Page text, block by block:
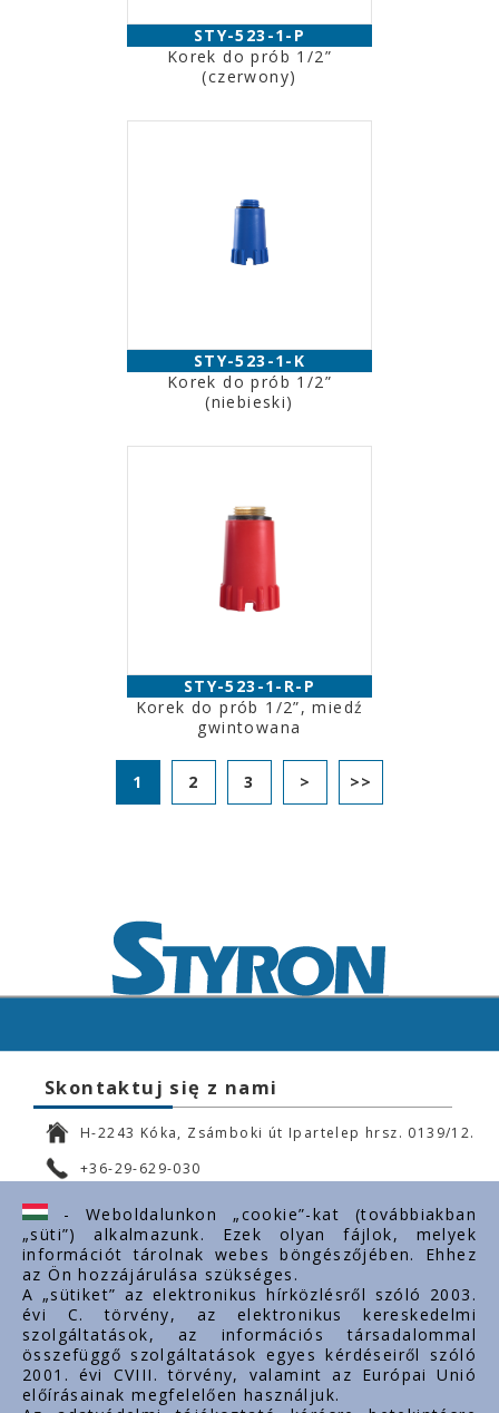
STY-523-1-P
Korek do prób 1/2”
(czerwony)
STY-523-1-K
Korek do prób 1/2”
(niebieski)
STY-523-1-R-P
Korek do prób 1/2”, miedź
gwintowana
1 2 3 > >>
Skontaktuj się z nami
H-2243 Kóka, Zsámboki út Ipartelep hrsz. 0139/12.
+36-29-629-030
ertekesites@styron.hu
export@styron.hu
www.styron.hu
Important links
O nas
- Weboldalunkon „cookie”-kat (továbbiakban
„süti”) alkalmazunk. Ezek olyan fájlok, melyek
információt tárolnak webes böngészőjében. Ehhez
az Ön hozzájárulása szükséges.
A „sütiket” az elektronikus hírközlésről szóló 2003.
évi C. törvény, az elektronikus kereskedelmi
szolgáltatások, az információs társadalommal
összefüggő szolgáltatások egyes kérdéseiről szóló
2001. évi CVIII. törvény, valamint az Európai Unió
előírásainak megfelelően használjuk.